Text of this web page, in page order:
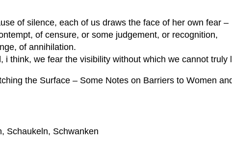
of silence, each of us draws the face of her own fear –
of censure, or some judgement, or recognition,
of annihilation.
i think, we fear the visibility without which we cannot truly
the Surface – Some Notes on Barriers to Women
Schaukeln, Schwanken